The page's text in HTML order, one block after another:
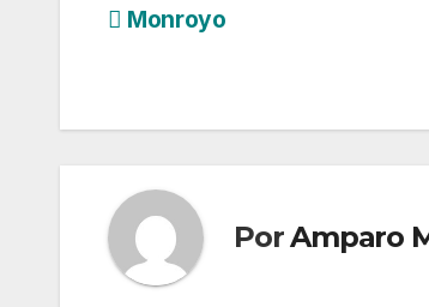
Navegación
entradas
Monroyo
PorAmparo